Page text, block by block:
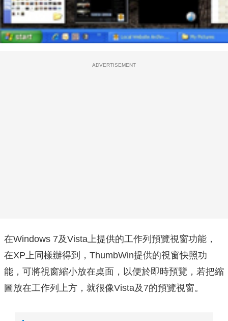
ADVERTISEMENT
在Windows 7及Vista上提供的工作列預覽視窗功能，
在XP上同樣辦得到，ThumbWin提供的視窗快照功
能，可將視窗縮小放在桌面，以便於即時預覽，若把縮
圖放在工作列上方，就很像Vista及7的預覽視窗。